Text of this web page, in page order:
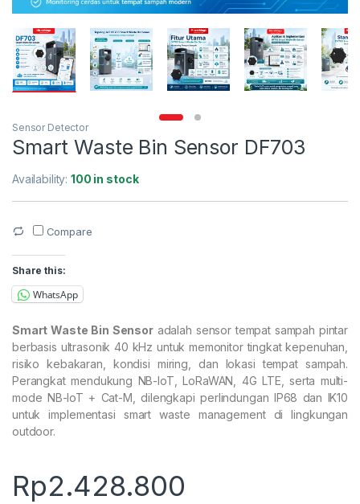
Sensor Detector
Smart Waste Bin Sensor DF703
Availability:100 in stock
Compare
Share this:
WhatsApp
Smart Waste Bin Sensoradalah sensor tempat sampah pintar
berbasis ultrasonik 40 kHz untuk memonitor tingkat kepenuhan,
risiko kebakaran, kondisi miring, dan lokasi tempat sampah.
Perangkat mendukung NB-IoT, LoRaWAN, 4G LTE, serta multi-
mode NB-IoT + Cat-M, dilengkapi perlindungan IP68 dan IK10
untuk implementasi smart waste management di lingkungan
outdoor.
Rp2.428.800